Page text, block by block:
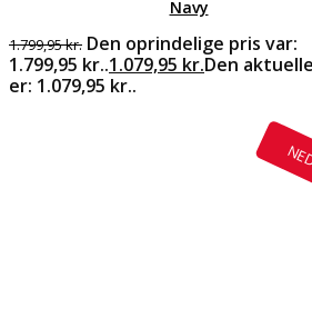
Navy
1.799,95kr. Den oprindelige pris var:
1.799,95 kr..1.079,95 kr.Den
er: 1.079,95 kr..